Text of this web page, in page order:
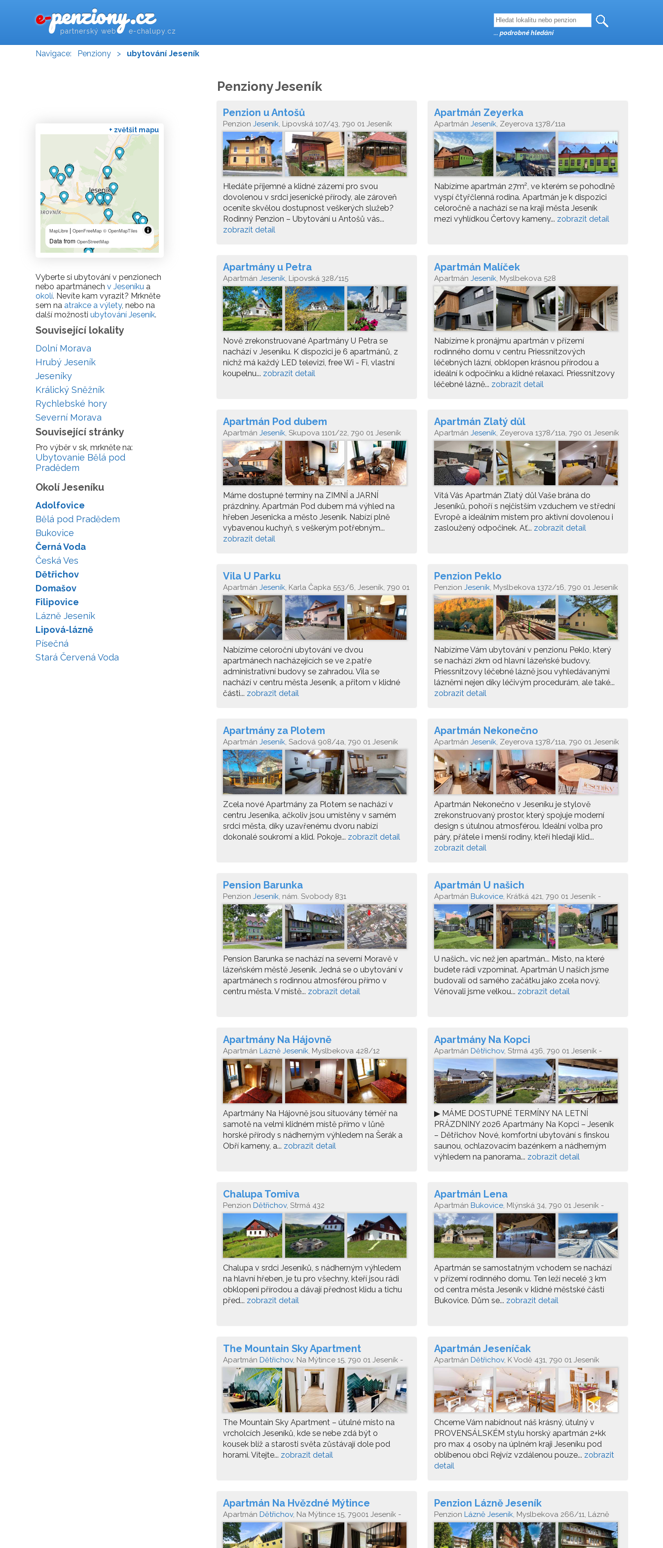
e-penziony.cz
partnerský web e-chalupy.cz
Navigace: Penziony > ubytování Jeseník
Penziony Jeseník
Penzion u Antošů
Penzion Jeseník, Lipovská 107/43, 790 01 Jeseník
Hledáte příjemné a klidné zázemí pro svou
dovolenou v srdci jesenické přírody, ale zároveň
oceníte skvělou dostupnost veškerých služeb?
Rodinný Penzion – Ubytování u Antošů vás...
zobrazit detail
Apartmán Zeyerka
Apartmán Jeseník, Zeyerova 1378/11a
Nabízíme apartmán 27m², ve kterém se pohodlně
vyspí čtyřčlenná rodina. Apartmán je k dispozici
celoročně a nachází se na kraji města Jeseník
mezi vyhlídkou Čertovy kameny... zobrazit detail
Apartmány u Petra
Apartmán Jeseník, Lipovská 328/115
Nově zrekonstruované Apartmány U Petra se
nachází v Jeseníku. K dispozici je 6 apartmánů, z
nichž má každý LED televizi, free Wi - Fi, vlastní
koupelnu... zobrazit detail
Apartmán Malíček
Apartmán Jeseník, Myslbekova 528
Nabízíme k pronájmu apartmán v přízemí
rodinného domu v centru Priessnitzových
léčebných lázní, obklopen krásnou přírodou a
ideální k odpočinku a klidné relaxaci. Priessnitzovy
léčebné lázně... zobrazit detail
Apartmán Pod dubem
Apartmán Jeseník, Skupova 1101/22, 790 01 Jeseník
Máme dostupné termíny na ZIMNÍ a JARNÍ
prázdniny. Apartmán Pod dubem má výhled na
hřeben Jesenicka a město Jeseník. Nabízí plně
vybavenou kuchyň, s veškerým potřebným...
zobrazit detail
Apartmán Zlatý důl
Apartmán Jeseník, Zeyerova 1378/11a, 790 01 Jeseník
Vítá Vás Apartmán Zlatý důl Vaše brána do
Jeseníků, pohoří s nejčistším vzduchem ve střední
Evropě a ideálním místem pro aktivní dovolenou i
zasloužený odpočinek. Ať... zobrazit detail
Vila U Parku
Apartmán Jeseník, Karla Čapka 553/6, Jeseník, 790 01
Nabízíme celoroční ubytování ve dvou
apartmánech nacházejících se ve 2.patře
administrativní budovy se zahradou. Vila se
nachází v centru města Jeseník, a přitom v klidné
části... zobrazit detail
Penzion Peklo
Penzion Jeseník, Myslbekova 1372/16, 790 01 Jeseník
Nabízíme Vám ubytování v penzionu Peklo, který
se nachází 2km od hlavní lázeňské budovy.
Priessnitzovy léčebné lázně jsou vyhledávanými
lázněmi nejen díky léčivým procedurám, ale také...
zobrazit detail
Apartmány za Plotem
Apartmán Jeseník, Sadová 908/4a, 790 01 Jeseník
Zcela nové Apartmány za Plotem se nachází v
centru Jeseníka, ačkoliv jsou umístěny v samém
srdci města, díky uzavřenému dvoru nabízí
dokonalé soukromí a klid. Pokoje... zobrazit detail
Apartmán Nekonečno
Apartmán Jeseník, Zeyerova 1378/11a, 790 01 Jeseník
Apartmán Nekonečno v Jeseníku je stylově
zrekonstruovaný prostor, který spojuje moderní
design s útulnou atmosférou. Ideální volba pro
páry, přátele i menší rodiny, kteří hledají klid...
zobrazit detail
Pension Barunka
Penzion Jeseník, nám. Svobody 831
Pension Barunka se nachází na severní Moravě v
lázeňském městě Jeseník. Jedná se o ubytování v
apartmánech s rodinnou atmosférou přímo v
centru města. V místě... zobrazit detail
Apartmán U našich
Apartmán Bukovice, Krátká 421, 790 01 Jeseník -
Bukovice
U našich… víc než jen apartmán... Místo, na které
budete rádi vzpomínat. Apartmán U našich jsme
budovali od samého začátku jako zcela nový.
Věnovali jsme velkou... zobrazit detail
Apartmány Na Hájovně
Apartmán Lázně Jeseník, Myslbekova 428/12
Apartmány Na Hájovně jsou situovány téměř na
samotě na velmi klidném místě přímo v lůně
horské přírody s nádherným výhledem na Šerák a
Obří kameny, a... zobrazit detail
Apartmány Na Kopci
Apartmán Dětřichov, Strmá 436, 790 01 Jeseník -
▶ MÁME DOSTUPNÉ TERMÍNY NA LETNÍ
PRÁZDNINY 2026 Apartmány Na Kopci – Jeseník
– Dětřichov Nové, komfortní ubytování s finskou
saunou, ochlazovacím bazénkem a nádherným
výhledem na panorama... zobrazit detail
Chalupa Tomiva
Penzion Dětřichov, Strmá 432
Chalupa v srdci Jeseníků, s nádherným výhledem
na hlavní hřeben, je tu pro všechny, kteří jsou rádi
obklopeni přírodou a dávají přednost klidu a tichu
před... zobrazit detail
Apartmán Lena
Apartmán Bukovice, Mlýnská 34, 790 01 Jeseník -
Bukovice
Apartmán se samostatným vchodem se nachází
v přízemí rodinného domu. Ten leží necelé 3 km
od centra města Jeseník v klidné městské části
Bukovice. Dům se... zobrazit detail
The Mountain Sky Apartment
Apartmán Dětřichov, Na Mýtince 15, 790 01 Jeseník -
Dětřichov
The Mountain Sky Apartment – útulné místo na
vrcholcích Jeseníků, kde se nebe zdá být o
kousek blíž a starosti světa zůstávají dole pod
horami. Vítejte... zobrazit detail
Apartmán Jeseníčak
Apartmán Dětřichov, K Vodě 431, 790 01 Jeseník
Chceme Vám nabídnout náš krásný, útulný v
PROVENSÁLSKÉM stylu horský apartmán 2+kk
pro max 4 osoby na úplném kraji Jeseníku pod
oblíbenou obci Rejvíz vzdálenou pouze... zobrazit
detail
Apartmán Na Hvězdné Mýtince
Apartmán Dětřichov, Na Mýtince 15, 79001 Jeseník -
Dětřichov
Penzion Lázně Jeseník
Penzion Lázně Jeseník, Myslbekova 266/11, Lázně
Jeseník
+ zvětšit mapu
MapLibre | OpenFreeMap © OpenMapTiles
Data from OpenStreetMap
Vyberte si ubytování v penzionech
nebo apartmánech v Jeseníku a
okolí. Nevíte kam vyrazit? Mrkněte
sem na atrakce a výlety, nebo na
další možnosti ubytování Jeseník.
Související lokality
Dolní Morava
Hrubý Jeseník
Jeseníky
Králický Sněžník
Rychlebské hory
Severní Morava
Související stránky
Pro výběr v sk, mrkněte na:
Ubytovanie Bělá pod
Pradědem
Okolí Jeseníku
Adolfovice
Bělá pod Pradědem
Bukovice
Černá Voda
Česká Ves
Dětřichov
Domašov
Filipovice
Lázně Jeseník
Lipová-lázně
Písečná
Stará Červená Voda
... podrobné hledání